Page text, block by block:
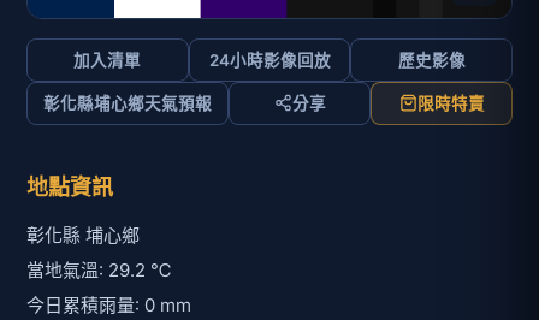
加入清單 24小時影像回放 歷史影像
彰化縣埔心鄉天氣預報 分享 限時特賣
地點資訊
彰化縣 埔心鄉
當地氣溫: 29.2 ℃
今日累積雨量: 0 mm